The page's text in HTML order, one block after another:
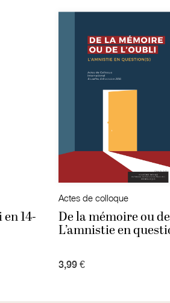
14-
Actes de colloque
De la mémoire ou
L’amnistie en
3,99 €